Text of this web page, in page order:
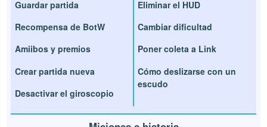
Guardar partida
Recompensa de BotW
Amiibos y premios
Crear partida nueva
Desactivar el giroscopio
Eliminar el HUD
Cambiar dificultad
Poner coleta a Link
Cómo deslizarse con un
escudo